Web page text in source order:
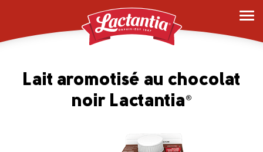
Lait aromotisé au chocolat
noir Lactantia ®